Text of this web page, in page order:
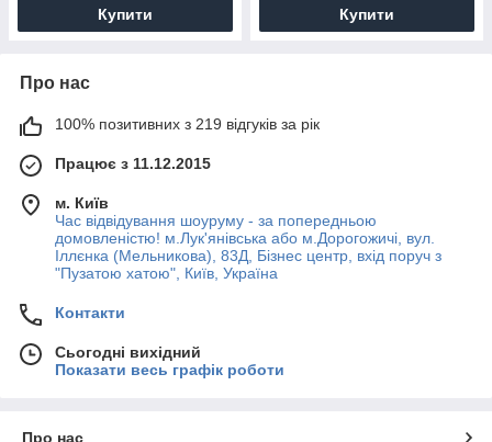
Купити Купити
Про нас
100% позитивних з 219 відгуків за рік
Працює з 11.12.2015
м. Київ
Час відвідування шоуруму - за попередньою
домовленістю! м.Лук'янівська або м.Дорогожичі, вул.
Іллєнка (Мельникова), 83Д, Бізнес центр, вхід поруч з
"Пузатою хатою", Київ, Україна
Контакти
Сьогодні вихідний
Показати весь графік роботи
Про нас